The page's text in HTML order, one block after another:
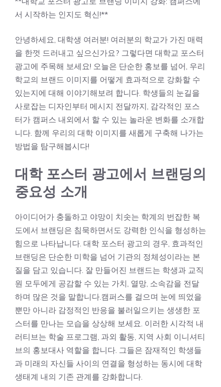
서 시작하는 인지도 혁신!**
안녕하세요, 대학생 여러분! 여러분의 학교가 가진 매력
을 한껏 드러내고 싶으신가요? 그렇다면 대학교 포스터
광고에 주목해 보세요! 오늘은 단순한 홍보를 넘어, 우리
학교의 브랜드 이미지를 어떻게 효과적으로 강화할 수
있는지에 대해 이야기해보려 합니다. 학생들의 눈길을
사로잡는 디자인부터 메시지 전달까지, 감각적인 포스
터가 캠퍼스 내외에서 할 수 있는 놀라운 변화를 소개합
니다. 함께 우리의 대학 이미지를 새롭게 구축해 나가는
방법을 탐구해봅시다!
대학 포스터 광고에서 브랜딩의
중요성 소개
아이디어가 충돌하고 야망이 치솟는 학계의 번잡한 복
도에서 브랜딩은 침묵하면서도 강력한 인식을 형성하는
힘으로 나타납니다. 대학 포스터 광고의 경우, 효과적인
브랜딩은 단순한 미학을 넘어 기관의 정체성이라는 본
질을 담고 있습니다. 잘 만들어진 브랜드는 학생과 교직
원 모두에게 공감할 수 있는 가치, 열망, 소속감을 전달
하며 많은 것을 말합니다.캠퍼스를 걸으며 눈에 띄었을
뿐만 아니라 감정적인 반응을 불러일으키는 생생한 포
스터를 만나는 모습을 상상해 보세요. 이러한 시각적 내
러티브는 학술 프로그램, 과외 활동, 지역 사회 이니셔티
브의 홍보대사 역할을 합니다. 그들은 잠재적인 학생들
과 미래의 자신들 사이의 연결을 형성하는 동시에 대학
생태계 내의 기존 관계를 강화합니다.